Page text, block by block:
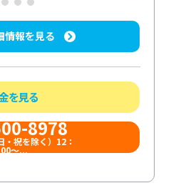
情報を見る
を見る
8978
・祝を除く）12：
00～...